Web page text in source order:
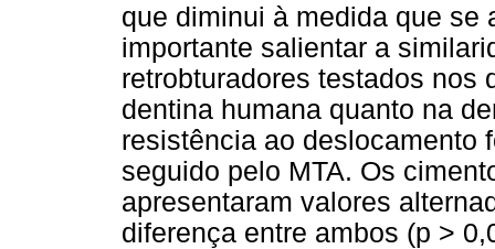
que diminui à medida que se
importante salientar a
retrobturadores testados nos
dentina humana quanto na
resistência ao deslocamento
seguido pelo MTA. Os
apresentaram valores
diferença entre ambos (p >